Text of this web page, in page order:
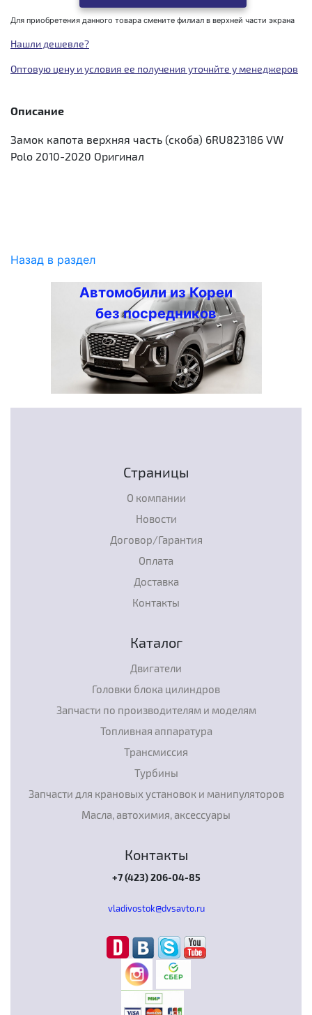
Для приобретения данного товара смените филиал в верхней части экрана
Нашли дешевле?
Оптовую цену и условия ее получения уточнйте у менеджеров
Описание
Замок капота верхняя часть (скоба) 6RU823186 VW
Polo 2010-2020 Оригинал
Назад в раздел
Автомобили из Кореи
без посредников
Страницы
О компании
Новости
Договор/Гарантия
Оплата
Доставка
Контакты
Каталог
Двигатели
Головки блока цилиндров
Запчасти по производителям и моделям
Топливная аппаратура
Трансмиссия
Турбины
Запчасти для крановых установок и манипуляторов
Масла, автохимия, аксессуары
Контакты
+7 (423) 206-04-85
vladivostok@dvsavto.ru